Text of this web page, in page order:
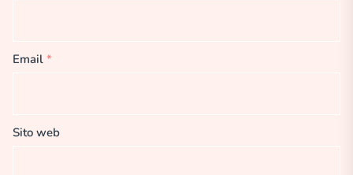
Email *
Sito web